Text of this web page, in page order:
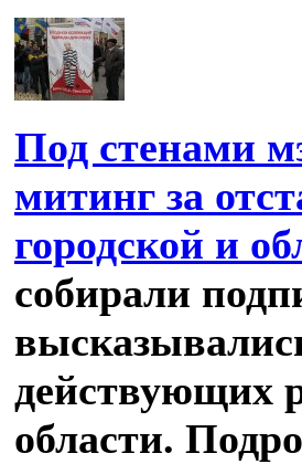
Под стенами
митинг за
городской и
собирали
действующих
области.